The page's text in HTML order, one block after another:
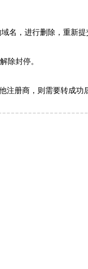
域名，进行删除，重新
除封停。
注册商，则需要转成功